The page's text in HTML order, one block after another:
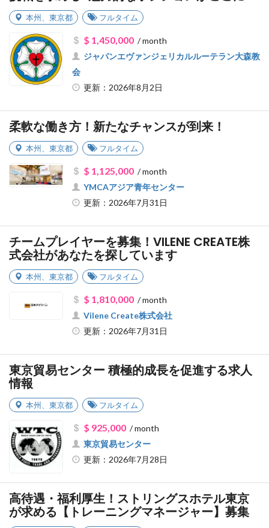
本州 東京都 フルタイム
$ 1,450,000/ month
ジャパンエヴァンジェリカルルーテラン大森教
会
更新：2026年8月2日
柔軟な働き方！新たなチャンスが到来！
本州 東京都 フルタイム
$ 1,125,000/ month
YMCAアジア青年センター
更新：2026年7月31日
チームプレイヤーを募集！VILENE CREATE株
式会社があなたを探しています
本州 東京都 フルタイム
$ 1,810,000/ month
Vilene Create株式会社
更新：2026年7月31日
東京貿易センター 積極的成長を促進する求人
情報
本州 東京都 フルタイム
$ 925,000/ month
東京貿易センター
更新：2026年7月28日
高待遇・福利厚生！ストリングスホテル東京
が求める【トレーニングマネージャー】募集